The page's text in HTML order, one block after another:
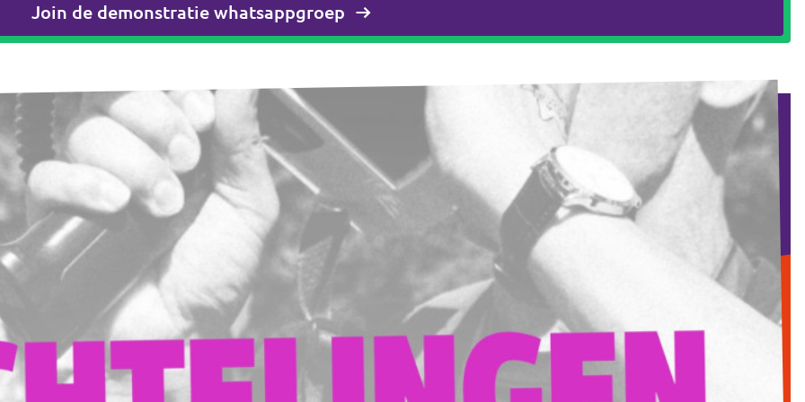
Join de demonstratie whatsappgroep